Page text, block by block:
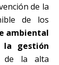
de la
de los
ambiental
la gestión
de la alta